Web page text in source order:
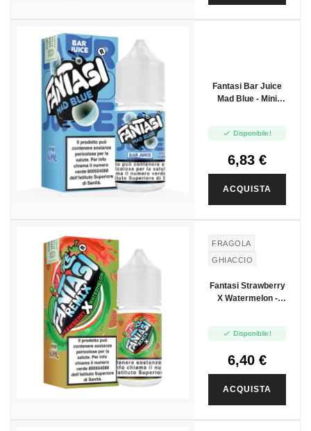
Fantasi Bar Juice
Mad Blue - Mini
 Disponibile!
6,83 €
ACQUISTA
FRAGOLA
GHIACCIO
Fantasi Strawberry
X Watermelon -
 Disponibile!
6,40 €
ACQUISTA